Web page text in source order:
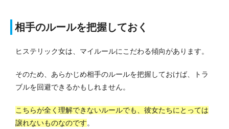
相手のルールを把握しておく
ヒステリック女は、マイルールにこだわる傾向があります。
そのため、あらかじめ相手のルールを把握しておけば、トラ
ブルを回避できるかもしれません。
こちらが全く理解できないルールでも、彼女たちにとっては
譲れないものなのです。